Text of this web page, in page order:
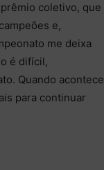
coletivo, que
e,
me deixa
é difícil,
Quando acontece
para continuar